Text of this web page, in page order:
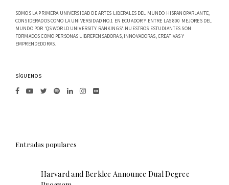
SOMOS LA PRIMERA UNIVERSIDAD DE ARTES LIBERALES DEL MUNDO HISPANOPARLANTE,
CONSIDERADOS COMO LA UNIVERSIDAD NO.1 EN ECUADOR Y ENTRE LAS 800 MEJORES DEL
MUNDO POR 'QS WORLD UNIVERSITY RANKINGS'. NUESTROS ESTUDIANTES SON
FORMADOS COMO PERSONAS LIBREPENSADORAS, INNOVADORAS, CREATIVAS Y
EMPRENDEDORAS.
SÍGUENOS
Entradas populares
Harvard and Berklee Announce Dual Degree